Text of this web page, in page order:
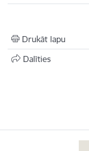
Drukāt lapu
Dalīties